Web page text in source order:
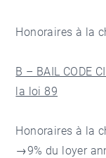
Honoraires à la
B – BAIL CODE
la loi 89
Honoraires à la
→9% du loyer